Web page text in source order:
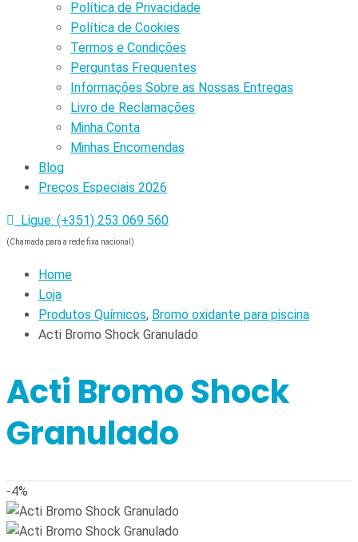
Política de Privacidade
Política de Cookies
Termos e Condições
Perguntas Frequentes
Informações Sobre as Nossas Entregas
Livro de Reclamações
Minha Conta
Minhas Encomendas
Blog
Preços Especiais 2026
Ligue: (+351) 253 069 560
(Chamada para a rede fixa nacional)
Home
Loja
Produtos Químicos, Bromo oxidante para piscina
Acti Bromo Shock Granulado
Acti Bromo Shock
Granulado
-4%